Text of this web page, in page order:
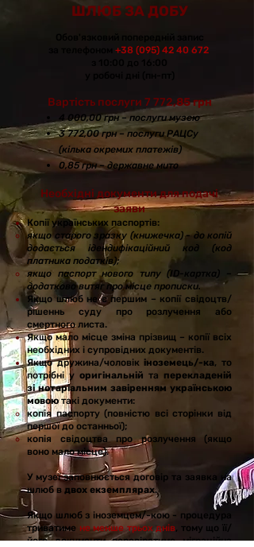
ШЛЮБ ЗА ДОБУ
Обов'язковий попередній
+38 (095) 42 40 672
Вартість послуги 7 772,85 грн
4 000,00 грн – послуги музею
3 772,00 грн – послуги РАЦСу
(кілька окремих платежів)
0,85 грн – державне мито
Необхідні документи для подачі
заяви
Копії українських паспортів:
якщо старого зразку (книжечка) - до копій
додається ідендифікаційний код (код
платника податків);
якщо паспорт нового типу (ID-картка) –
додатково витяг про місце прописки.
Якщо шлюб не є першим – копії свідоцтв/
рішеннь суду про розлучення або
смертного листа.
Якщо мало місце зміна прізвищ – копії всіх
необхідних і супровідних документів.
Якщо дружина/чоловік іноземець/-ка, то
потрібні у оригінальній та перекладеній
зі нотаріальним завіренням українською
мовоютакі документи:
копія паспорту (повністю всі сторінки від
першої до останньої);
копія свідоцтва про розлучення (якщо
воно мало місце).
У музеї заповнюється договір та заявка на
шлюб в двох екземплярах.
Якщо шлюб з іноземцем/-кою - процедура
триватиме не менше трьох днів, тому що її/
його документи перевірятиме міграційна